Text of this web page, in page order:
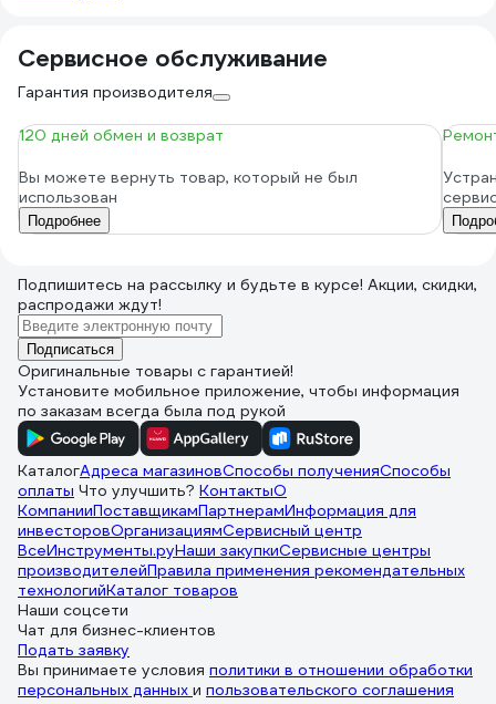
Сервисное обслуживание
Гарантия производителя
120 дней обмен и возврат
Вы можете вернуть товар, который не был
использован
Подробнее
Подпишитесь на рассылку и будьте в курсе! Акции, скидки,
распродажи ждут!
Подписаться
Оригинальные товары с гарантией!
Установите мобильное приложение, чтобы информация
по заказам всегда была под рукой
КаталогАдреса магазиновСпособы полученияСпособы
оплаты Что улучшить? КонтактыО
КомпанииПоставщикамПартнерамИнформация для
инвесторовОрганизациямСервисный центр
ВсеИнструменты.руНаши закупкиСервисные центры
производителейПравила применения рекомендательных
технологийКаталог товаров
Наши соцсети
Чат для бизнес-клиентов
Подать заявку
Вы принимаете условия политики в отношении обработки
персональных данных и пользовательского соглашения